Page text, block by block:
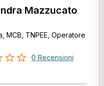
Mazzucato
MCB, TNPEE, Operatore
0 Recensioni